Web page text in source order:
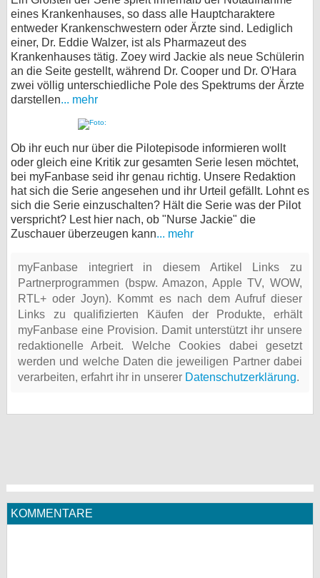
eines Krankenhauses, so dass alle Hauptcharaktere
entweder Krankenschwestern oder Ärzte sind. Lediglich
einer, Dr. Eddie Walzer, ist als Pharmazeut des
Krankenhauses tätig. Zoey wird Jackie als neue Schülerin
an die Seite gestellt, während Dr. Cooper und Dr. O'Hara
zwei völlig unterschiedliche Pole des Spektrums der Ärzte
darstellen... mehr
Ob ihr euch nur über die Pilotepisode informieren wollt
oder gleich eine Kritik zur gesamten Serie lesen möchtet,
bei myFanbase seid ihr genau richtig. Unsere Redaktion
hat sich die Serie angesehen und ihr Urteil gefällt. Lohnt es
sich die Serie einzuschalten? Hält die Serie was der Pilot
verspricht? Lest hier nach, ob "Nurse Jackie" die
Zuschauer überzeugen kann... mehr
myFanbase integriert in diesem Artikel Links zu
Partnerprogrammen (bspw. Amazon, Apple TV, WOW,
RTL+ oder Joyn). Kommt es nach dem Aufruf dieser
Links zu qualifizierten Käufen der Produkte, erhält
myFanbase eine Provision. Damit unterstützt ihr unsere
redaktionelle Arbeit. Welche Cookies dabei gesetzt
werden und welche Daten die jeweiligen Partner dabei
verarbeiten, erfahrt ihr in unserer Datenschutzerklärung.
KOMMENTARE